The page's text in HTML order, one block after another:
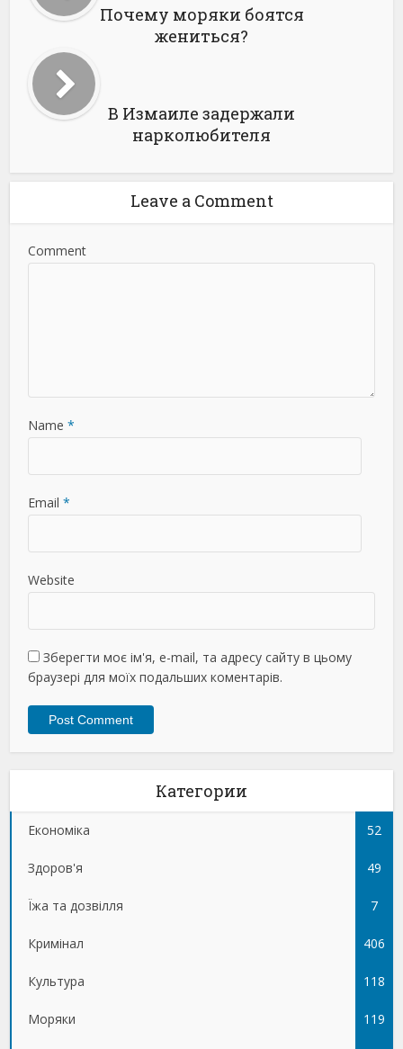
Почему моряки боятся
жениться?
В Измаиле задержали
нарколюбителя
Leave a Comment
Comment
Name *
Email *
Website
Зберегти моє ім'я, e-mail, та адресу сайту в цьому
браузері для моїх подальших коментарів.
Категории
Економіка 52
Здоров'я 49
Їжа та дозвілля 7
Кримінал 406
Культура 118
Моряки 119